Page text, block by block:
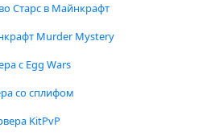
Старс в Майнкрафт
Murder Mystery
с Egg Wars
со сплифом
KitPvP